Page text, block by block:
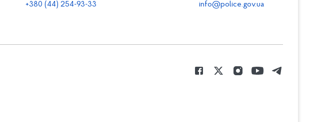
+380 (44) 254-93-33
info@police.gov.ua